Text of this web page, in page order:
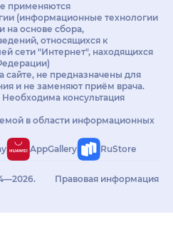
применяются
(информационные технологии
на основе сбора,
относящихся к
сети "Интернет", находящихся
не предназначены для
и не заменяют приём врача.
консультация
в области информационных
AppGallery RuStore
Правовая информация